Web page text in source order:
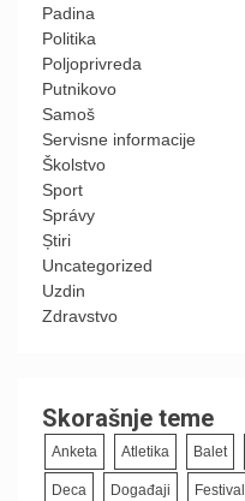
Padina
Politika
Poljoprivreda
Putnikovo
Samoš
Servisne informacije
Školstvo
Sport
Správy
Știri
Uncategorized
Uzdin
Zdravstvo
Skorašnje teme
Anketa Atletika Balet
Deca Događaji Festival